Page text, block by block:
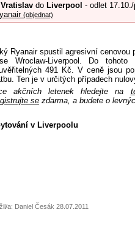
Vratislav do Liverpool - odlet
(objednat)
Ryanair spustil agresivní
Wroclaw-Liverpool. Do
491 Kč. V ceně jsou
Ten je v určitých případech
akčních letenek hledejte na
se zdarma, a budete o
v Liverpoolu
a: Daniel Česák 28.07.2011